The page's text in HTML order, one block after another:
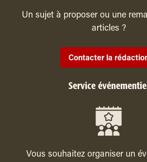
Un sujet à proposer ou une
articles ?
Contacter la
Service événementiel
Vous souhaitez organiser un